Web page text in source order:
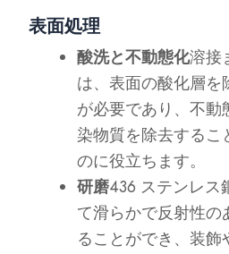
表面処理
酸洗と不動態化溶接
は、表面の酸化層
が必要であり、不
染物質を除去するこ
のに役立ちます。
研磨436 ステンレス
て滑らかで反射性
ることができ、装飾